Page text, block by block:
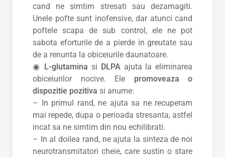
cand ne simtim stresati sau dezamagiti.
Unele pofte sunt inofensive, dar atunci cand
poftele scapa de sub control, ele ne pot
sabota eforturile de a pierde in greutate sau
de a renunta la obiceiurile daunatoare.
◉ L-glutamina si DLPA ajuta la eliminarea
obiceiurilor nocive. Ele promoveaza o
dispozitie pozitiva si anume:
– In primul rand, ne ajuta sa ne recuperam
mai repede, dupa o perioada stresanta, astfel
incat sa ne simtim din nou echilibrati.
– In al doilea rand, ne ajuta la sinteza de noi
neurotransmitatori cheie, care sustin o stare